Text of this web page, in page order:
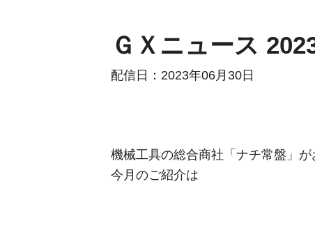
ＧＸニュース
配信日：2023年06月30日
機械工具の総合商社「ナチ常盤」
今月のご紹介は